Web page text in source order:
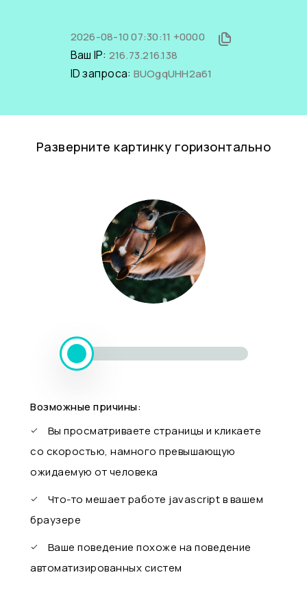
2026-08-10 07:30:11 +0000
Ваш IP: 216.73.216.138
ID запроса: BUOgqUHH2a61
Разверните картинку горизонтально
Возможные причины:
Вы просматриваете страницы и кликаете
со скоростью, намного превышающую
ожидаемую от человека
Что-то мешает работе javascript в вашем
браузере
Ваше поведение похоже на поведение
автоматизированных систем